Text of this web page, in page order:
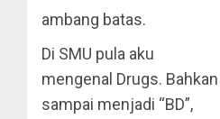
ambang batas.
Di SMU pula aku
mengenal Drugs. Bahkan
sampai menjadi “BD”,